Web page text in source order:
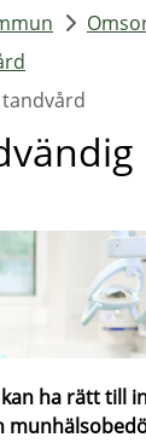
ha rätt till